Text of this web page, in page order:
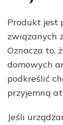
Produkt jest
związanych
Oznacza to,
domowych
podkreślić
przyjemną
Jeśli